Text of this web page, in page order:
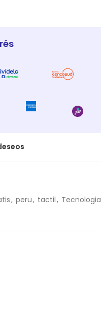
, peru, tactil, Tecnologia